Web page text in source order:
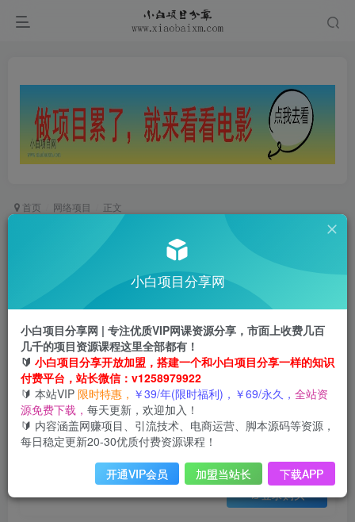
首页 网络项目 正文
天花板打粉技术分享，野路子玩法 曝光玩法免费
矩阵自热技术日引2000+精准客户
2年前更新
关注
0 685 75
此内容为会员免费，请付费后查看
云币3 限时特惠
云币 9
年VIP免费 终身VIP会员免费
登录购买
会员免费
小白项目分享网
小白项目分享网 | 专注优质VIP网课资源分享，市面上收费几百
几千的项目资源课程这里全部都有！
🔰 小白项目分享开放加盟，搭建一个和小白项目分享一样的知识
付费平台，站长微信：v1258979922
🔰 本站VIP 限时特惠， ￥39/年(限时福利)，￥69/永久， 全站资
源免费下载， 每天更新，欢迎加入！
🔰 内容涵盖网赚项目、引流技术、电商运营、脚本源码等资源，
每日稳定更新20-30优质付费资源课程！
开通VIP会员 加盟当站长 下载APP